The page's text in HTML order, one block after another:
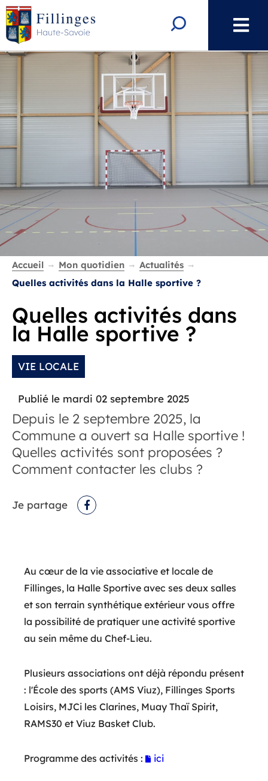
Aller à la recherche Rechercher
Accueil Mon quotidien
Actualités
Quelles activités dans la Halle sportive ?
Quelles activités dans
la Halle sportive ?
VIE LOCALE
Publié le mardi 02 septembre 2025
Depuis le 2 septembre 2025, la
Commune a ouvert sa Halle sportive !
Quelles activités sont proposées ?
Comment contacter les clubs ?
Je partage
Facebook
Au cœur de la vie associative et locale de
Fillinges, la Halle Sportive avec ses deux salles
et son terrain synthétique extérieur vous offre
la possibilité de pratiquer une activité sportive
au sein même du Chef-Lieu.
Plusieurs associations ont déjà répondu présent
: l'École des sports (AMS Viuz), Fillinges Sports
Loisirs, MJCi les Clarines, Muay Thaï Spirit,
RAMS30 et Viuz Basket Club.
Programme des activités : ici